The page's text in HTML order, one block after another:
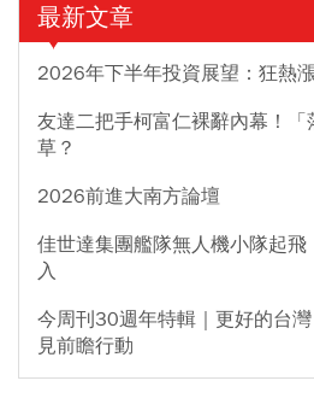
最新文章
2026年下半年投資展望：狂熱
友達二把手柯富仁裸辭內幕！「
草？
2026前進大南方論壇
佳世達集團艦隊無人機小隊起飛
入
今周刊30週年特輯｜更好的台
見前瞻行動